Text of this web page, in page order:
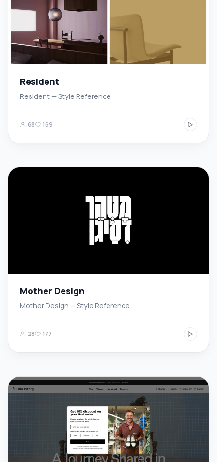
Resident
Resident — Style Reference
68 169
Mother Design
Mother Design — Style Reference
28 177